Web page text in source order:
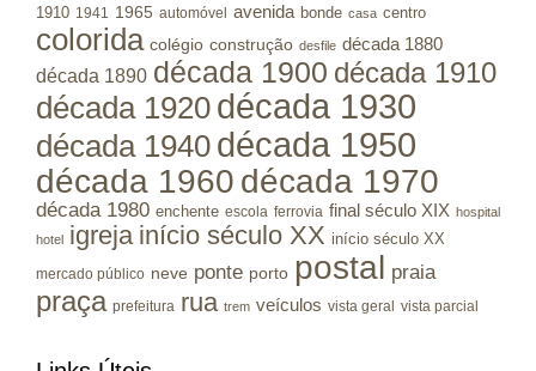
1910 1941 1965 automóvel avenida bonde casa centro
colorida colégio construção desfile década 1880
década 1890 década 1900 década 1910
década 1920 década 1930
década 1940 década 1950
década 1960 década 1970
década 1980 enchente escola ferrovia final século XIX hospital
hotel
igreja início século XX início século XX
mercado público neve ponte porto postal praia
praça prefeitura rua trem veículos vista geral vista parcial